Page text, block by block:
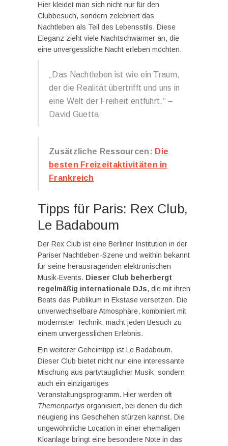
Hier kleidet man sich nicht nur für den
Clubbesuch, sondern zelebriert das
Nachtleben als Teil des Lebensstils. Diese
Eleganz zieht viele Nachtschwärmer an, die
eine unvergessliche Nacht erleben möchten.
„Das Nachtleben ist wie ein Traum,
der die Realität übertrifft und uns in
eine Welt der Freiheit entführt.“ –
David Guetta
Zusätzliche Ressourcen: Die
besten Freizeitaktivitäten in
Frankreich
Tipps für Paris: Rex Club,
Le Badaboum
Der Rex Club ist eine Berliner Institution in der
Pariser Nachtleben-Szene und weithin bekannt
für seine herausragenden elektronischen
Musik-Events. Dieser Club beherbergt
regelmäßig internationale DJs, die mit ihren
Beats das Publikum in Ekstase versetzen. Die
unverwechselbare Atmosphäre, kombiniert mit
modernster Technik, macht jeden Besuch zu
einem unvergesslichen Erlebnis.
Ein weiterer Geheimtipp ist Le Badaboum.
Dieser Club bietet nicht nur eine interessante
Mischung aus partytauglicher Musik, sondern
auch ein einzigartiges
Veranstaltungsprogramm. Hier werden oft
Themenpartys organisiert, bei denen du dich
neugierig ins Geschehen stürzen kannst. Die
ungewöhnliche Location in einer ehemaligen
Kloanlage bringt eine besondere Note in das